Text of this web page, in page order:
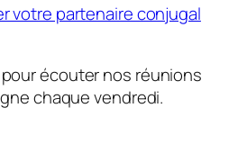
votre partenaire conjugal
pour écouter nos réunions
chaque vendredi.